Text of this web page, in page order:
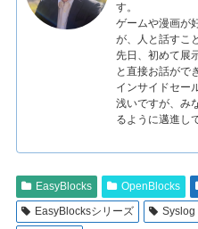
す。
ゲームや漫画が
が、人と話すこ
先日、初めて展
と直接お話がで
インサイドセー
浅いですが、み
るように邁進し
EasyBlocks OpenBlocks
EasyBlocksシリーズ
Syslog